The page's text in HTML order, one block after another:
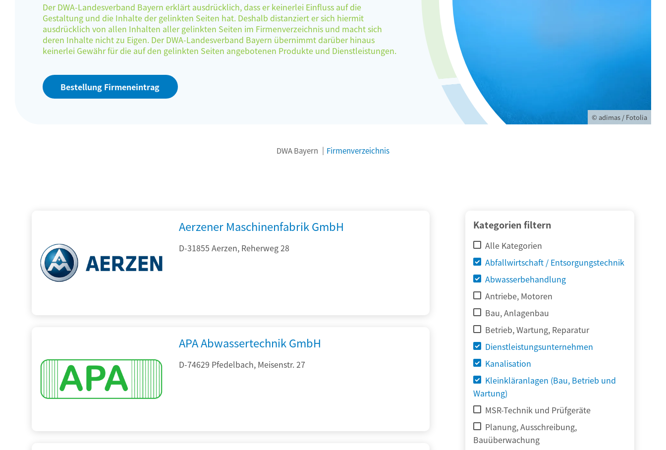
Der DWA-Landesverband Bayern erklärt ausdrücklich, dass er keinerlei Einfluss auf die
Gestaltung und die Inhalte der gelinkten Seiten hat. Deshalb distanziert er sich hiermit
ausdrücklich von allen Inhalten aller gelinkten Seiten im Firmenverzeichnis und macht sich
deren Inhalte nicht zu Eigen. Der DWA-Landesverband Bayern übernimmt darüber hinaus
keinerlei Gewähr für die auf den gelinkten Seiten angebotenen Produkte und Dienstleistungen.
Bestellung Firmeneintrag
© adimas / Fotolia
DWA Bayern Firmenverzeichnis
Kategorien filtern
Alle Kategorien
Abfallwirtschaft / Entsorgungstechnik
Abwasserbehandlung
Antriebe, Motoren
Bau, Anlagenbau
Betrieb, Wartung, Reparatur
Dienstleistungsunternehmen
Kanalisation
Kleinkläranlagen (Bau, Betrieb und
Wartung)
MSR-Technik und Prüfgeräte
Planung, Ausschreibung,
Bauüberwachung
Aerzener Maschinenfabrik GmbH
D-31855 Aerzen, Reherweg 28
APA Abwassertechnik GmbH
D-74629 Pfedelbach, Meisenstr. 27